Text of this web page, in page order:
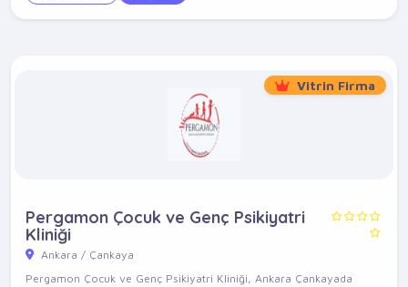
Vitrin Firma
Pergamon Çocuk ve Genç Psikiyatri
Kliniği
Ankara / Çankaya
Pergamon Çocuk ve Genç Psikiyatri Kliniği, Ankara Çankayada